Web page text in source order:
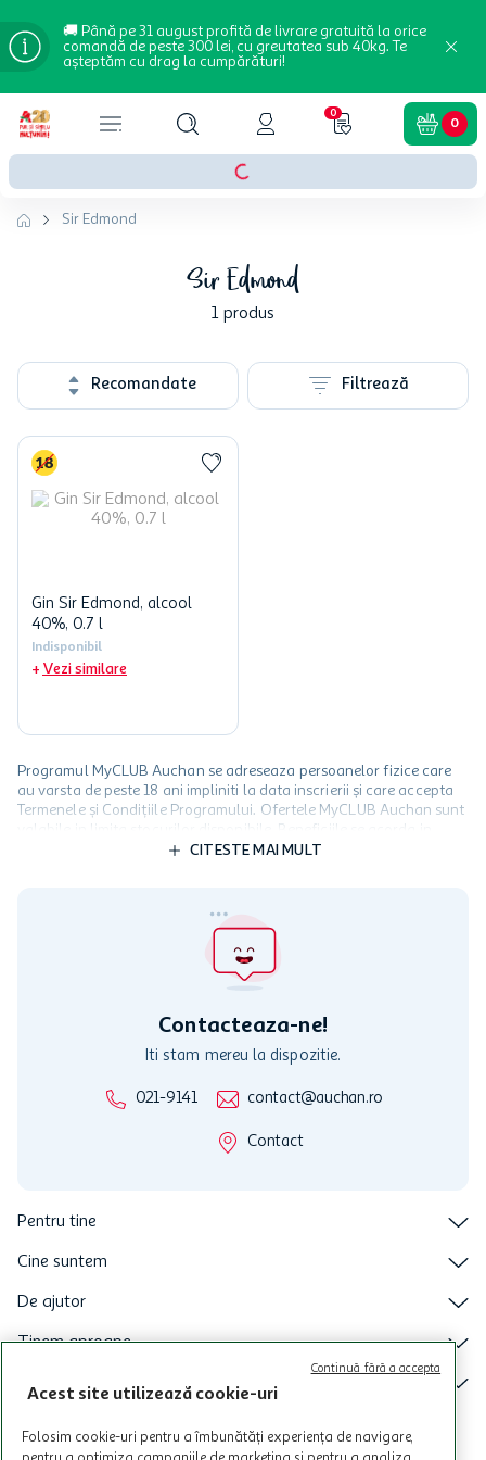
🚚 Până pe 31 august profită de livrare gratuită la orice
comandă de peste 300 lei, cu greutatea sub 40kg. Te
așteptăm cu drag la cumpărături!
0
0
Sir Edmond
Sir Edmond
1 produs
Recomandate Filtrează
Gin Sir Edmond, alcool
40%, 0.7 l
Indisponibil
Vezi similare
Programul MyCLUB Auchan se adreseaza persoanelor fizice care
au varsta de peste 18 ani impliniti la data inscrierii și care accepta
Termenele și Condițiile Programului. Ofertele MyCLUB Auchan sunt
limita a 12 unitati / card client o singura data in perioada promotiei.
activitati in afara celor mentionate in Termene si Conditii. Auchan
nu raspunde pentru imposibilitatea utilizarii Cardului in perioada in
care aceste este suspendat sau in perioada in care sunt efectuate
CITESTE MAI MULT
Contacteaza-ne!
Iti stam mereu la dispozitie.
021-9141 contact@auchan.ro
Contact
Pentru tine
Cine suntem
De ajutor
Tinem aproape
Categorii principale
Intra acum in aplicatia Auchan
Acest site utilizează cookie-uri
Folosim cookie-uri pentru a îmbunătăți experiența de navigare,
Continuă fără a accepta